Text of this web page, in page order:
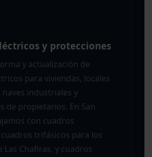
y protecciones
y actualización de
para viviendas, locales
naves industriales y
de propietarios. En San
con cuadros
trifásicos para los
Las Chafiras, y cuadros